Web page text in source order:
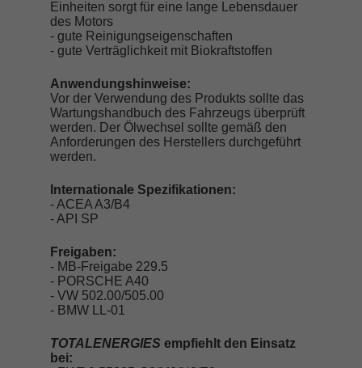
Einheiten sorgt für eine lange Lebensdauer
des Motors
- gute Reinigungseigenschaften
- gute Verträglichkeit mit Biokraftstoffen
Anwendungshinweise:
Vor der Verwendung des Produkts sollte das
Wartungshandbuch des Fahrzeugs überprüft
werden. Der Ölwechsel sollte gemäß den
Anforderungen des Herstellers durchgeführt
werden.
Internationale Spezifikationen:
- ACEA A3/B4
- API SP
Freigaben:
- MB-Freigabe 229.5
- PORSCHE A40
- VW 502.00/505.00
- BMW LL-01
TOTALENERGIES empfiehlt den Einsatz
bei: